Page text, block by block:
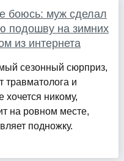
боюсь: муж сделал
подошву на зимних
из интернета
сезонный сюрприз,
травматолога и
хочется никому,
на ровном месте,
подножку.